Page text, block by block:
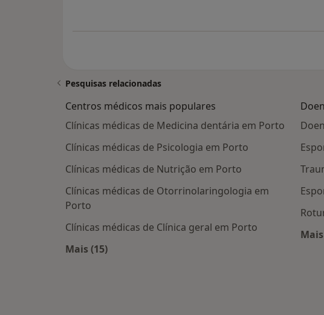
Pesquisas relacionadas
Centros médicos mais populares
Clínicas médicas de Medicina dentária em Porto
Clínicas médicas de Psicologia em Porto
Clínicas médicas de Nutrição em Porto
Clínicas médicas de Otorrinolaringologia em
Porto
Clínicas médicas de Clínica geral em Porto
Mais (15)